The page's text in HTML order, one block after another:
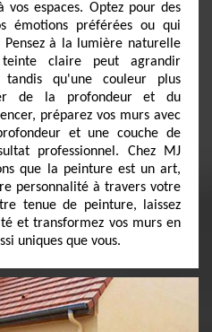
espaces. Optez pour des
émotions préférées ou qui
à la lumière naturelle
claire peut agrandir
tandis qu'une couleur plus
de la profondeur et du
préparez vos murs avec
et une couche de
professionnel. Chez MJ
que la peinture est un art,
personnalité à travers votre
tenue de peinture, laissez
et transformez vos murs en
uniques que vous.